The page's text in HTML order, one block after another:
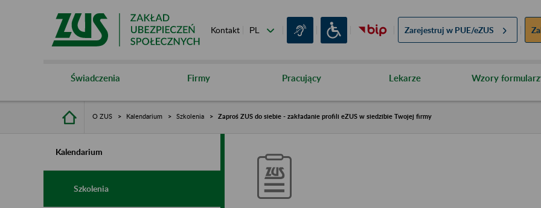
Kontakt Zarejestruj w PUE/eZUS
Świadczenia Firmy Pracujący Lekarze Wzory
O ZUS Kalendarium Szkolenia Zaproś ZUS do siebie - zakładanie profili eZUS w siedzibie Twojej firmy
Kalendarium
Szkolenia